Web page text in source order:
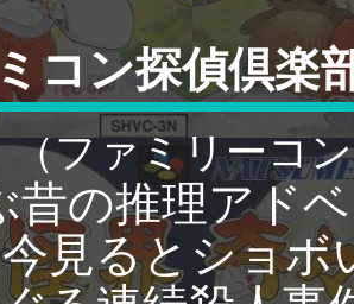
コン探偵倶
（ファミリーコ
昔の推理アド
見るとショボ